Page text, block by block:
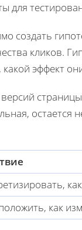
для
создать
кликов.
эффект
остается
как